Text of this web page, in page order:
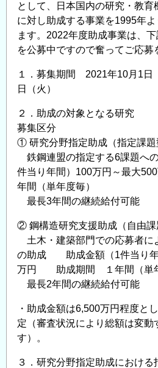
育
助
成
事
業」
に
る
助
成
金
給
付
対
象
研
究
テ
ー
の
公
募
として、日本国内の研究・教
に対し助成する事業を1995年
ます。2022年度助成事業は、
を公募中ですので奮ってご応募
１．募集期間 2021年10月1日
日（火）
２．助成の対象となる研究
募集区分
① 研究分野指定助成（指定課題
鉄鋼連盟の指定する6課題
件当り年間）100万円～最大
年間（単年度毎）
最長3年間の継続給付可能
② 鋼構造研究支援助成（自由課
土木・建築部門での応募者に
の助成 助成金額（1件当り年
万円 助成期間 １年間（単年
最長2年間の継続給付可能
・助成金額は6,500万円程度と
定（審査状況により総額は変動
す）。
３．研究分野指定助成における